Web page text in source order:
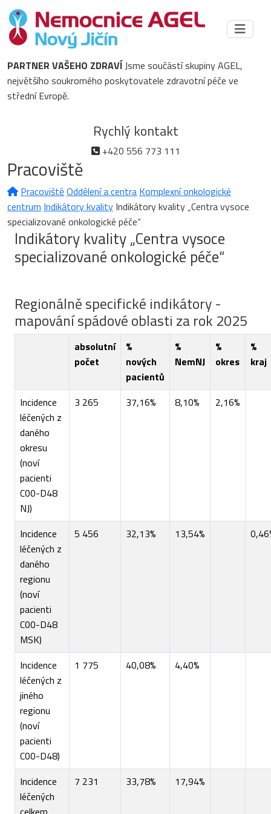
PARTNER VAŠEHO ZDRAVÍJsme součástí skupiny AGEL,
největšího soukromého poskytovatele zdravotní péče ve
střední Evropě.
Rychlý kontakt
+420 556 773 111
Pracoviště
PracovištěOddělení a centra Komplexní onkologické
centrum Indikátory kvality Indikátory kvality „Centra vysoce
specializované onkologické péče“
Indikátory kvality „Centra vysoce
specializované onkologické péče“
Regionálně specifické indikátory -
mapování spádové oblasti za rok 2025
absolutní
počet
%
nových
pacientů
%
NemNJ
%
okres
%
kraj
Incidence
léčených z
daného
okresu
(noví
pacienti
C00-D48
NJ)
3 265 37,16% 8,10% 2,16%
Incidence
léčených z
daného
regionu
(noví
pacienti
C00-D48
MSK)
5 456 32,13% 13,54%
Incidence
léčených z
jiného
regionu
(noví
pacienti
C00-D48)
1 775 40,08% 4,40%
Incidence
léčených
7 231 33,78% 17,94%